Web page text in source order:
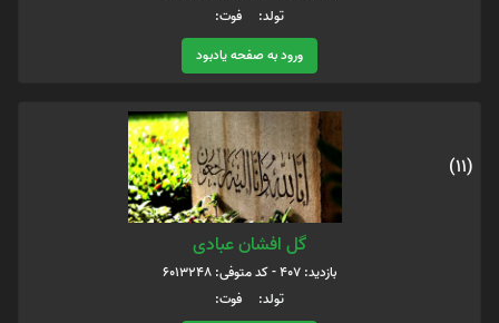
تولد: فوت:
ورود به صفحه یادبود
(11)
گل افشان عبادی
بازدید: 407 - کد متوفی: 6013248
تولد: فوت: